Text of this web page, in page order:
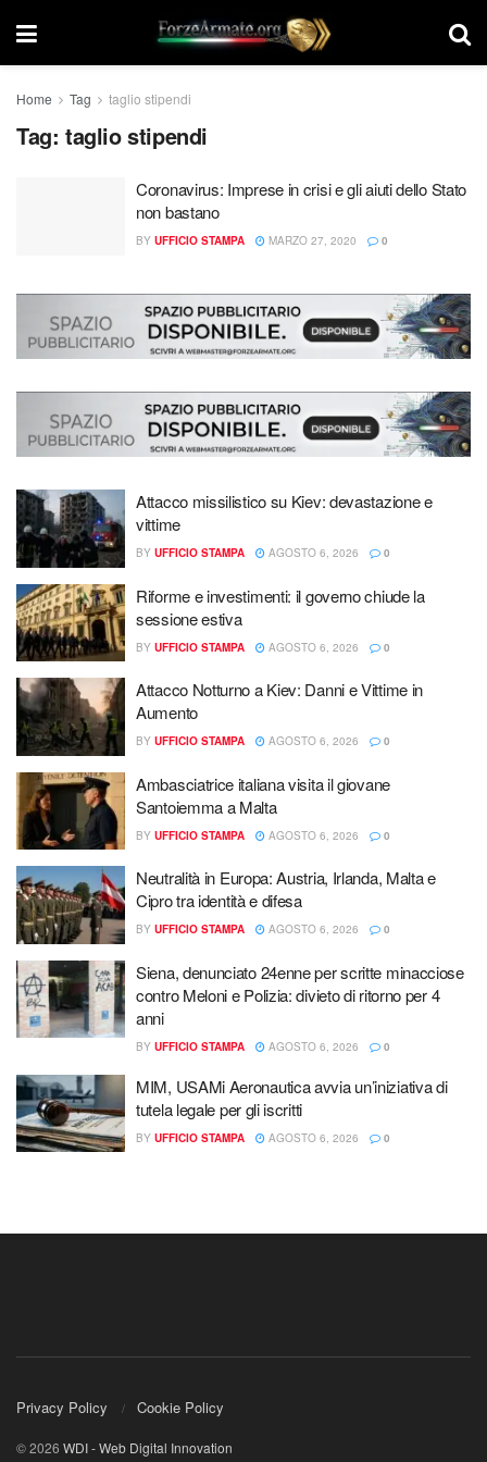
Home Tag taglio stipendi
Tag: taglio stipendi
Coronavirus: Imprese in crisi e gli aiuti dello Stato
non bastano
BY UFFICIO STAMPA MARZO 27, 2020 0
Attacco missilistico su Kiev: devastazione e
vittime
BY UFFICIO STAMPA AGOSTO 6, 2026 0
Riforme e investimenti: il governo chiude la
sessione estiva
BY UFFICIO STAMPA AGOSTO 6, 2026 0
Attacco Notturno a Kiev: Danni e Vittime in
Aumento
BY UFFICIO STAMPA AGOSTO 6, 2026 0
Ambasciatrice italiana visita il giovane
Santoiemma a Malta
BY UFFICIO STAMPA AGOSTO 6, 2026 0
Neutralità in Europa: Austria, Irlanda, Malta e
Cipro tra identità e difesa
BY UFFICIO STAMPA AGOSTO 6, 2026 0
Siena, denunciato 24enne per scritte minacciose
contro Meloni e Polizia: divieto di ritorno per 4
anni
BY UFFICIO STAMPA AGOSTO 6, 2026 0
MIM, USAMi Aeronautica avvia un’iniziativa di
tutela legale per gli iscritti
BY UFFICIO STAMPA AGOSTO 6, 2026 0
Privacy Policy Cookie Policy
© 2026 WDI - Web Digital Innovation